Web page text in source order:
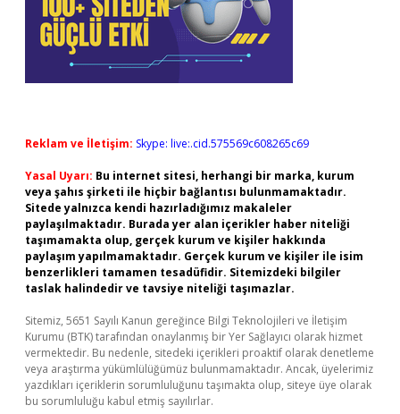
Reklam ve İletişim: Skype: live:.cid.575569c608265c69
Yasal Uyarı: Bu internet sitesi, herhangi bir marka, kurum
veya şahıs şirketi ile hiçbir bağlantısı bulunmamaktadır.
Sitede yalnızca kendi hazırladığımız makaleler
paylaşılmaktadır. Burada yer alan içerikler haber niteliği
taşımamakta olup, gerçek kurum ve kişiler hakkında
paylaşım yapılmamaktadır. Gerçek kurum ve kişiler ile isim
benzerlikleri tamamen tesadüfidir. Sitemizdeki bilgiler
taslak halindedir ve tavsiye niteliği taşımazlar.
Sitemiz, 5651 Sayılı Kanun gereğince Bilgi Teknolojileri ve İletişim
Kurumu (BTK) tarafından onaylanmış bir Yer Sağlayıcı olarak hizmet
vermektedir. Bu nedenle, sitedeki içerikleri proaktif olarak denetleme
veya araştırma yükümlülüğümüz bulunmamaktadır. Ancak, üyelerimiz
yazdıkları içeriklerin sorumluluğunu taşımakta olup, siteye üye olarak
bu sorumluluğu kabul etmiş sayılırlar.